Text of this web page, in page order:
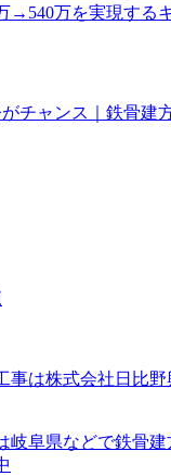
→540万を実現する
チャンス｜鉄骨建
岐阜県などで鉄骨建